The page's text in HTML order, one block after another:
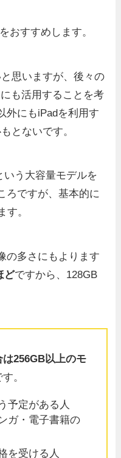
をおすすめします。
思いますが、後々の
も活用することを考
外にもiPadを利用す
とないです。
いう大容量モデルを
ろですが、基本的に
す。
の多さにもよります
どですから、128GB
256GB以上のモ
。
予定がある人
ガ・電子書籍の
を受ける人